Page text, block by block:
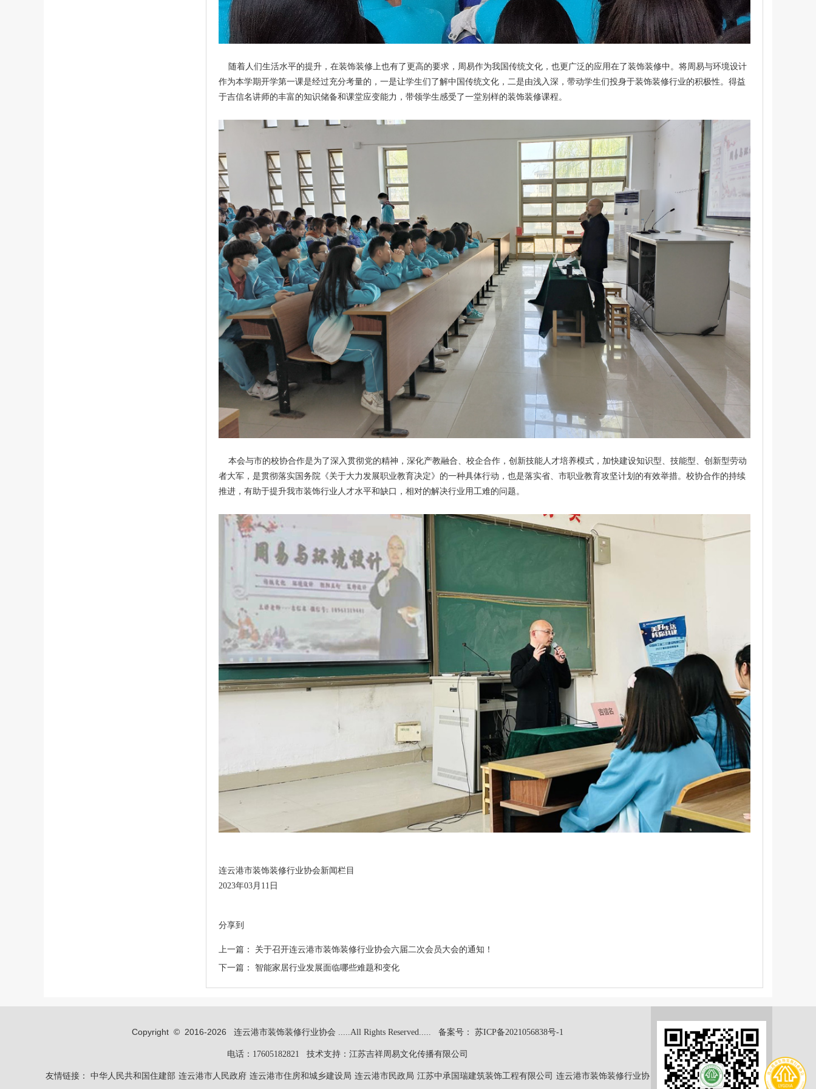
随着人们生活水平的提升，在装饰装修上也有了更高的要求，周易作为我国传统文化，也更广泛的应用在了装饰装修中。将周易与环境设计
作为本学期开学第一课是经过充分考量的，一是让学生们了解中国传统文化，二是由浅入深，带动学生们投身于装饰装修行业的积极性。得益
于吉信名讲师的丰富的知识储备和课堂应变能力，带领学生感受了一堂别样的装饰装修课程。
本会与市的校协合作是为了深入贯彻党的精神，深化产教融合、校企合作，创新技能人才培养模式，加快建设知识型、技能型、创新型劳动
者大军，是贯彻落实国务院《关于大力发展职业教育决定》的一种具体行动，也是落实省、市职业教育攻坚计划的有效举措。校协合作的持续
推进，有助于提升我市装饰行业人才水平和缺口，相对的解决行业用工难的问题。
连云港市装饰装修行业协会新闻栏目
2023年03月11日
分享到
上一篇： 关于召开连云港市装饰装修行业协会六届二次会员大会的通知！
下一篇： 智能家居行业发展面临哪些难题和变化
Copyright © 2016-2026 连云港市装饰装修行业协会 .....All Rights Reserved..... 备案号： 苏ICP备2021056838号-1
电话：17605182821 技术支持： 江苏吉祥周易文化传播有限公司
友情链接： 中华人民共和国住建部 连云港市人民政府 连云港市住房和城乡建设局 连云港市民政局 江苏中承国瑞建筑装饰工程有限公司 连云港市装饰装修行业协